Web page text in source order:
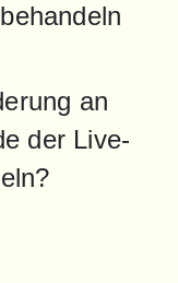
an
der Live-